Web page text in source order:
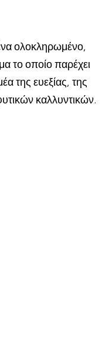
ολοκληρωμένο,
το οποίο παρέχει
της ευεξίας, της
καλλυντικών.